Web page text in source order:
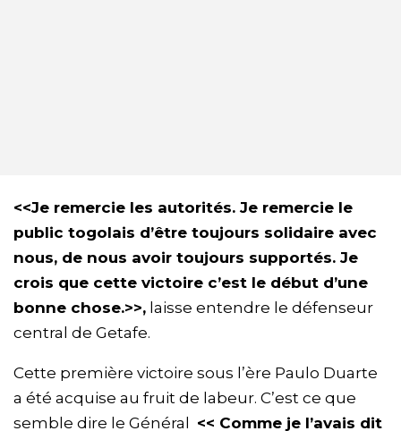
<<Je remercie les autorités. Je remercie le
public togolais d’être toujours solidaire avec
nous, de nous avoir toujours supportés. Je
crois que cette victoire c’est le début d’une
bonne chose.>>, laisse entendre le défenseur
central de Getafe.
Cette première victoire sous l’ère Paulo Duarte
a été acquise au fruit de labeur. C’est ce que
semble dire le Général << Comme je l’avais dit